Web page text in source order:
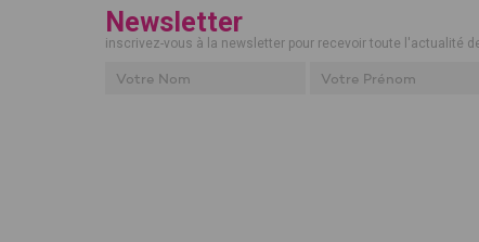
Newsletter
inscrivez-vous à la newsletter pour recevoir toute l'actualité